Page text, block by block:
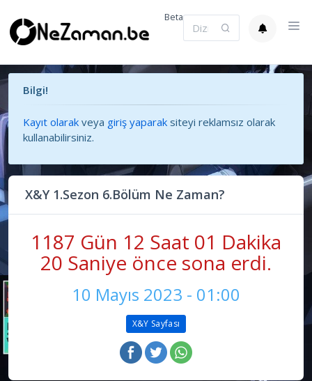
Beta
Bilgi!
Kayıt olarak veya giriş yaparak siteyi reklamsız olarak
kullanabilirsiniz.
X&Y 1.Sezon 6.Bölüm Ne Zaman?
1187 Gün 12 Saat 01 Dakika
20 Saniye önce sona erdi.
10 Mayıs 2023 - 01:00
X&Y Sayfası